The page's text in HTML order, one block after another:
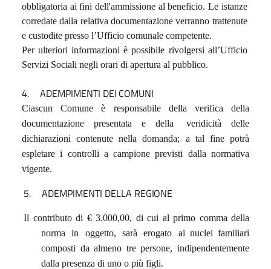
obbligatoria ai fini dell'ammissione al beneficio. Le istanze
corredate dalla relativa documentazione verranno trattenute
e custodite presso l’Ufficio comunale competente.
Per ulteriori informazioni è possibile rivolgersi all’Ufficio
Servizi Sociali negli orari di apertura al pubblico.
4. ADEMPIMENTI DEI COMUNI
Ciascun Comune è responsabile della verifica della
documentazione presentata e della
veridicità delle
dichiarazioni contenute nella domanda; a tal fine potrà
espletare i controlli a campione previsti dalla normativa
vigente.
5. ADEMPIMENTI DELLA REGIONE
Il contributo di € 3.000,00, di cui al primo comma della
norma
in oggetto, sarà erogato
ai nuclei familiari
composti da almeno tre persone, indipendentemente
dalla presenza di uno o più figli.